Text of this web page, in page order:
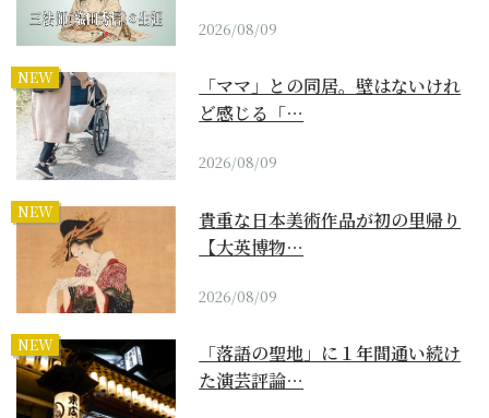
2026/08/09
NEW
「ママ」との同居。壁はないけれ
ど感じる「…
2026/08/09
NEW
貴重な日本美術作品が初の里帰り
【大英博物…
2026/08/09
NEW
「落語の聖地」に１年間通い続け
た演芸評論…